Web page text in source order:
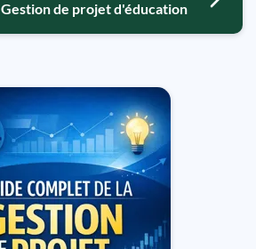
Gestion de projet d'éducation